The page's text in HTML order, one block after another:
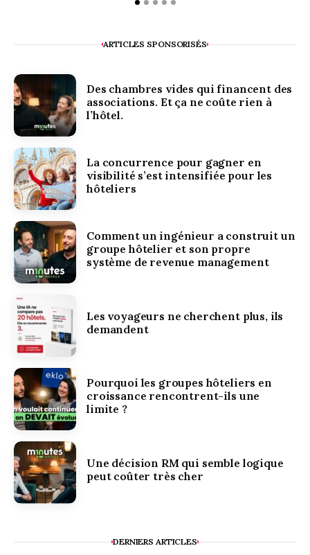
ARTICLES SPONSORISÉS
Des chambres vides qui financent des
associations. Et ça ne coûte rien à
l’hôtel.
La concurrence pour gagner en
visibilité s’est intensifiée pour les
hôteliers
Comment un ingénieur a construit un
groupe hôtelier et son propre
système de revenue management
Les voyageurs ne cherchent plus, ils
demandent
Pourquoi les groupes hôteliers en
croissance rencontrent-ils une
limite ?
Une décision RM qui semble logique
peut coûter très cher
DERNIERS ARTICLES